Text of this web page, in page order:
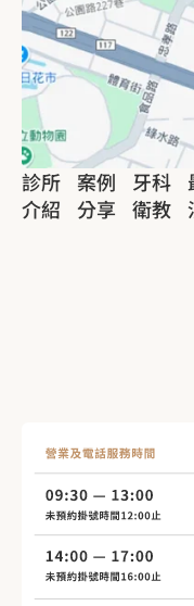
診所
介紹
案例
分享
牙科
衛教